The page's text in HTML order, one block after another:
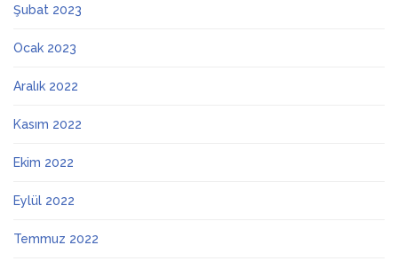
Şubat 2023
Ocak 2023
Aralık 2022
Kasım 2022
Ekim 2022
Eylül 2022
Temmuz 2022